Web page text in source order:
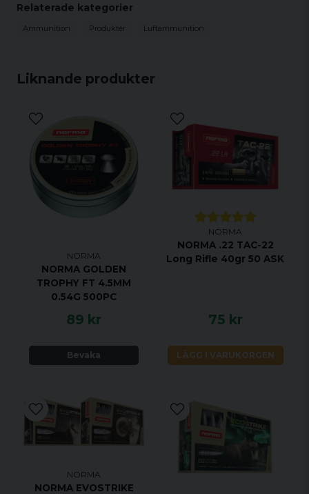
Liknande produkter
NORMA
NORMA GOLDEN
TROPHY FT 4.5MM
0.54G 500PC
89 kr
Bevaka
NORMA
NORMA .22 TAC-22
Long Rifle 40gr 50 ASK
75 kr
LÄGG I VARUKORGEN
NORMA
NORMA EVOSTRIKE
Relaterade kategorier
Ammunition Produkter Luftammunition